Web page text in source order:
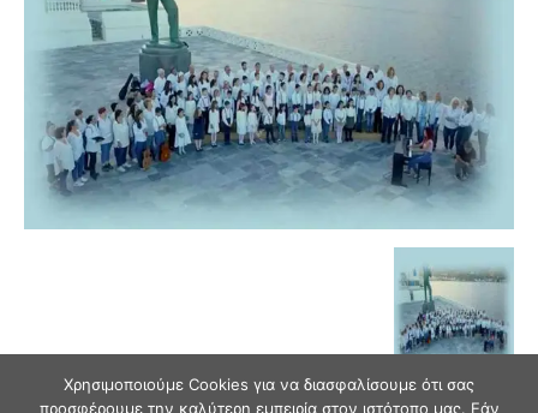
Χρησιμοποιούμε Cookies για να διασφαλίσουμε ότι σας
προσφέρουμε την καλύτερη εμπειρία στον ιστότοπο μας. Εάν